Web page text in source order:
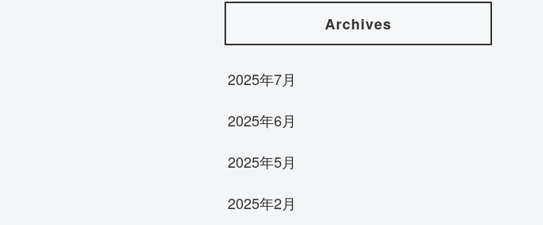
Archives
2025年7月
2025年6月
2025年5月
2025年2月